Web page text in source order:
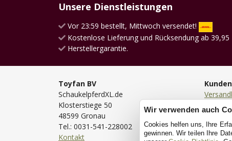
Unsere Dienstleistungen
Vor 23:59 bestellt, Mittwoch versendet!
Kostenlose Lieferung und Rücksendung ab 39,95
Herstellergarantie.
Toyfan BV
SchaukelpferdXL.de
Klosterstiege 50
48599 Gronau
Tel.: 0031-541-228002
Kontakt
Lieferung
Wir verwenden auch
Cookies helfen uns, Ihre
gewinnen. Wir teilen Ihre